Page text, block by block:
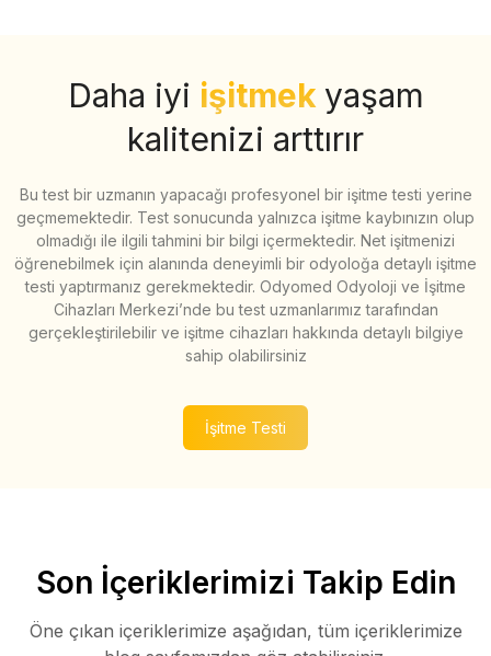
Daha iyi işitmek yaşam
kalitenizi arttırır
Bu test bir uzmanın yapacağı profesyonel bir işitme testi yerine
geçmemektedir. Test sonucunda yalnızca işitme kaybınızın olup
olmadığı ile ilgili tahmini bir bilgi içermektedir. Net işitmenizi
öğrenebilmek için alanında deneyimli bir odyoloğa detaylı işitme
testi yaptırmanız gerekmektedir. Odyomed Odyoloji ve İşitme
Cihazları Merkezi’nde bu test uzmanlarımız tarafından
gerçekleştirilebilir ve işitme cihazları hakkında detaylı bilgiye
sahip olabilirsiniz
İşitme Testi
Son İçeriklerimizi Takip Edin
Öne çıkan içeriklerimize aşağıdan, tüm içeriklerimize